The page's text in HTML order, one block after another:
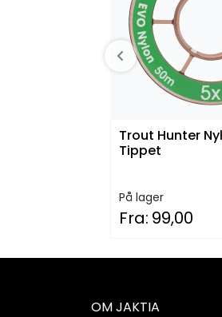
Trout Hunter
Tippet
På lager
Fra: 99,00
OM JAKTIA